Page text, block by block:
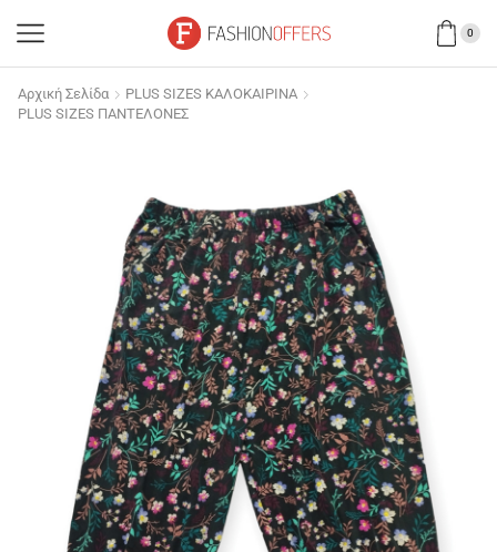
0
Αρχική Σελίδα
PLUS SIZES ΚΑΛΟΚΑΙΡΙΝΑ
PLUS SIZES ΠΑΝΤΕΛΟΝΕΣ